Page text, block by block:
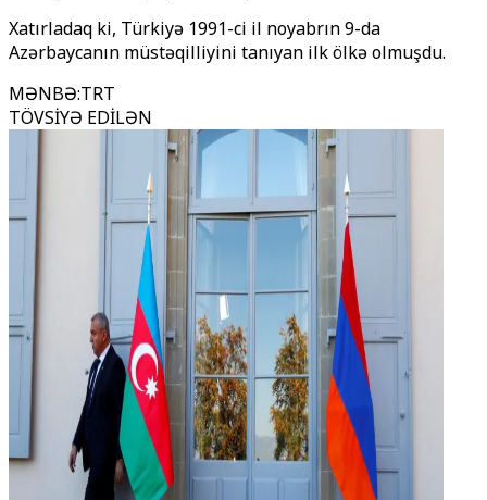
Xatırladaq ki, Türkiyə 1991-ci il noyabrın 9-da
Azərbaycanın müstəqilliyini tanıyan ilk ölkə olmuşdu.
MƏNBƏ:TRT
TÖVSİYƏ EDİLƏN